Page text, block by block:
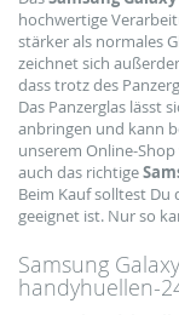
hochwertige
stärker als normales
zeichnet sich
dass trotz des
Das Panzerglas lässt
anbringen und kann
unserem Online-
auch das richtige
Beim Kauf solltest Du
geeignet ist. Nur so
Samsung
handyhuellen-